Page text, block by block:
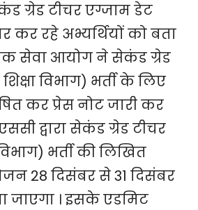
ग्रेड टीचर एग्जाम डेट
कर रहे अभ्यर्थियों को बता
सेवा आयोग ने सेकंड ग्रेड
विभाग) भर्ती के लिए
कर प्रेस नोट जारी कर
द्वारा सेकंड ग्रेड टीचर
भर्ती की लिखित
28 दिसंबर से 31 दिसंबर
जाएगा । इसके एडमिट